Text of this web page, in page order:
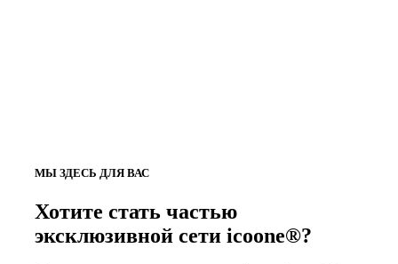
МЫ ЗДЕСЬ ДЛЯ ВАС
Хотите стать частью
эксклюзивной сети icoone®?